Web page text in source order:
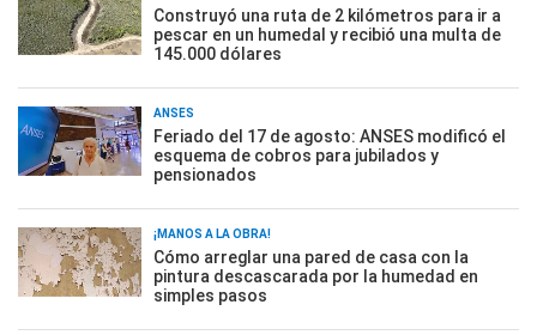
Construyó una ruta de 2 kilómetros para ir a
pescar en un humedal y recibió una multa de
145.000 dólares
ANSES
Feriado del 17 de agosto: ANSES modificó el
esquema de cobros para jubilados y
pensionados
¡MANOS A LA OBRA!
Cómo arreglar una pared de casa con la
pintura descascarada por la humedad en
simples pasos